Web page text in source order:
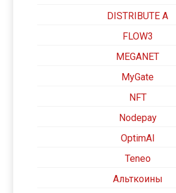
DISTRIBUTE A
FLOW3
MEGANET
MyGate
NFT
Nodepay
OptimAI
Teneo
Альткоины